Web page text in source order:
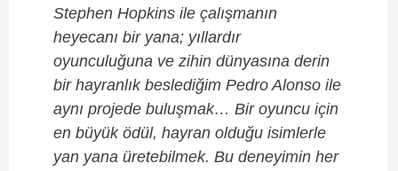
Stephen Hopkins ile çalışmanın
heyecanı bir yana; yıllardır
oyunculuğuna ve zihin dünyasına derin
bir hayranlık beslediğim Pedro Alonso ile
aynı projede buluşmak… Bir oyuncu için
en büyük ödül, hayran olduğu isimlerle
yan yana üretebilmek. Bu deneyimin her